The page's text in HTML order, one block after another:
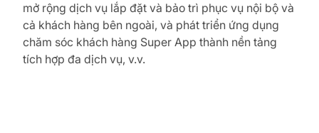
mở rộng dịch vụ lắp đặt và bảo trì phục vụ nội bộ và
cả khách hàng bên ngoài, và phát triển ứng dụng
chăm sóc khách hàng Super App thành nền tảng
tích hợp đa dịch vụ, v.v.